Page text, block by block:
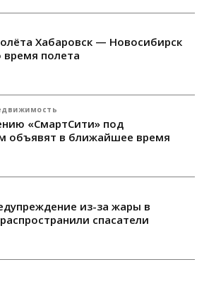
Хабаровск — Новосибирск
время полета
«СмартСити» под
объявят в ближайшее время
из-за жары в
спасатели